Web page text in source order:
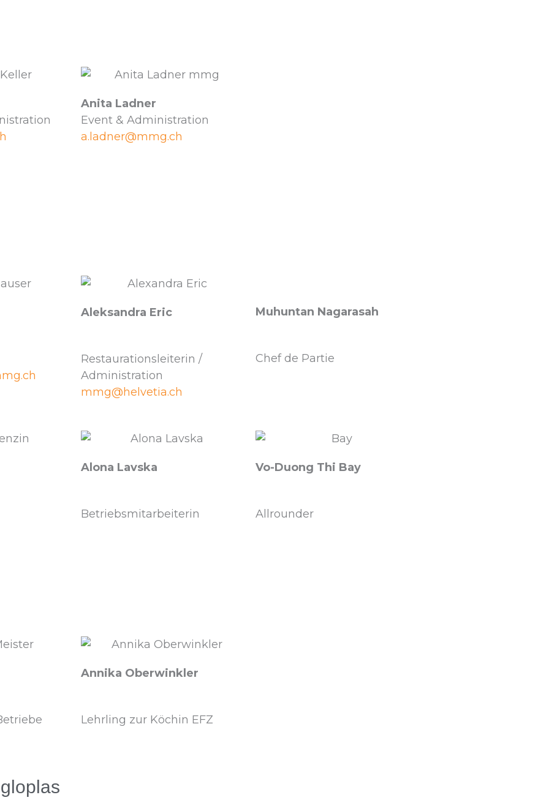
Anita Ladner
Event & Administration
a.ladner@mmg.ch
Aleksandra Eric
Restaurationsleiterin /
Administration
mmg@helvetia.ch
Muhuntan Nagarasah
Chef de Partie
Alona Lavska
Betriebsmitarbeiterin
Vo-Duong Thi Bay
Allrounder
Annika Oberwinkler
Lehrling zur Köchin EFZ